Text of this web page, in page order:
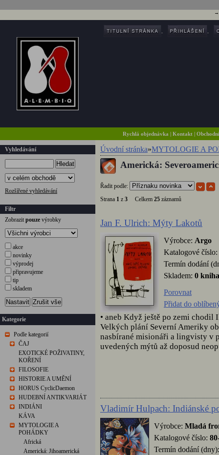
Rychlá objednávka |Kontakt |
Vyhledávání
Hledat
Rozšířené vyhledávání
Filtr
Zobrazit pouze výrobky
akce
novinky
výprodej
připravujeme
tip
skladem
Nastavit Zrušit vše
Kategorie
Podle kategorií
ČAJ
EXOTICKÉ POŽIVATINY,
KOŘENÍ
FILOSOFIE
HISTORIE A UMĚNÍ
HORUS CyclicDaemon
HUDEBNÍ ANTIKVARIÁT
INDIÁNI
KÁVA
MYTOLOGIE A
POHÁDKY
Africká
Americká: Jihoamerická
Úvodní stránka»MYTOLOGIE A
Americká:
Řadit podle:
Strana 1 z 3 Celkem 25 záznamů
Jan F. Ulrich: Mýty Lakotů
Výrobce: Argo
Katalogové číslo:
Termín dodání
Skladem: 0 kniha
Porovnat
Přidat do
• aneb Když ještě po zemi
Velkých plání Severní Ameriky
nasbírané misionáři a lingvisty v
uvedených mýtů až doposud
Vladimír Hulpach: Indiánské
Výrobce: Mladá
Katalogové číslo:
Termín dodání (dny):